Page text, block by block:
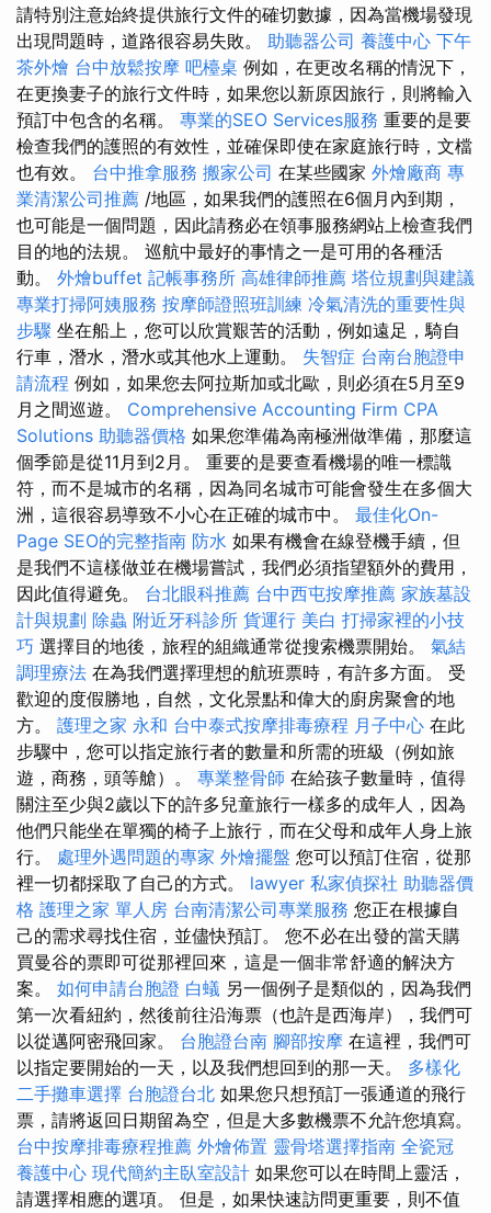
請特別注意始終提供旅行文件的確切數據，因為當機場發現
出現問題時，道路很容易失敗。 助聽器公司 養護中心 下午
茶外燴 台中放鬆按摩 吧檯桌 例如，在更改名稱的情況下，
在更換妻子的旅行文件時，如果您以新原因旅行，則將輸入
預訂中包含的名稱。 專業的SEO Services服務 重要的是要
檢查我們的護照的有效性，並確保即使在家庭旅行時，文檔
也有效。 台中推拿服務 搬家公司 在某些國家 外燴廠商 專
業清潔公司推薦 /地區，如果我們的護照在6個月內到期，
也可能是一個問題，因此請務必在領事服務網站上檢查我們
目的地的法規。 巡航中最好的事情之一是可用的各種活
動。 外燴buffet 記帳事務所 高雄律師推薦 塔位規劃與建議
專業打掃阿姨服務 按摩師證照班訓練 冷氣清洗的重要性與
步驟 坐在船上，您可以欣賞艱苦的活動，例如遠足，騎自
行車，潛水，潛水或其他水上運動。 失智症 台南台胞證申
請流程 例如，如果您去阿拉斯加或北歐，則必須在5月至9
月之間巡遊。 Comprehensive Accounting Firm CPA
Solutions 助聽器價格 如果您準備為南極洲做準備，那麼這
個季節是從11月到2月。 重要的是要查看機場的唯一標識
符，而不是城市的名稱，因為同名城市可能會發生在多個大
洲，這很容易導致不小心在正確的城市中。 最佳化On-
Page SEO的完整指南 防水 如果有機會在線登機手續，但
是我們不這樣做並在機場嘗試，我們必須指望額外的費用，
因此值得避免。 台北眼科推薦 台中西屯按摩推薦 家族墓設
計與規劃 除蟲 附近牙科診所 貨運行 美白 打掃家裡的小技
巧 選擇目的地後，旅程的組織通常從搜索機票開始。 氣結
調理療法 在為我們選擇理想的航班票時，有許多方面。 受
歡迎的度假勝地，自然，文化景點和偉大的廚房聚會的地
方。 護理之家 永和 台中泰式按摩排毒療程 月子中心 在此
步驟中，您可以指定旅行者的數量和所需的班級（例如旅
遊，商務，頭等艙）。 專業整骨師 在給孩子數量時，值得
關注至少與2歲以下的許多兒童旅行一樣多的成年人，因為
他們只能坐在單獨的椅子上旅行，而在父母和成年人身上旅
行。 處理外遇問題的專家 外燴擺盤 您可以預訂住宿，從那
裡一切都採取了自己的方式。 lawyer 私家偵探社 助聽器價
格 護理之家 單人房 台南清潔公司專業服務 您正在根據自
己的需求尋找住宿，並儘快預訂。 您不必在出發的當天購
買曼谷的票即可從那裡回來，這是一個非常舒適的解決方
案。 如何申請台胞證 白蟻 另一個例子是類似的，因為我們
第一次看紐約，然後前往沿海票（也許是西海岸），我們可
以從邁阿密飛回家。 台胞證台南 腳部按摩 在這裡，我們可
以指定要開始的一天，以及我們想回到的那一天。 多樣化
二手攤車選擇 台胞證台北 如果您只想預訂一張通道的飛行
票，請將返回日期留為空，但是大多數機票不允許您填寫。
台中按摩排毒療程推薦 外燴佈置 靈骨塔選擇指南 全瓷冠
養護中心 現代簡約主臥室設計 如果您可以在時間上靈活，
請選擇相應的選項。 但是，如果快速訪問更重要，則不值